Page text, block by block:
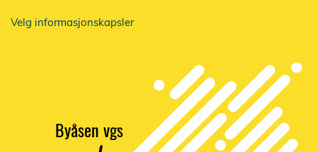
Velg informasjonskapsler
Byåsen vgs